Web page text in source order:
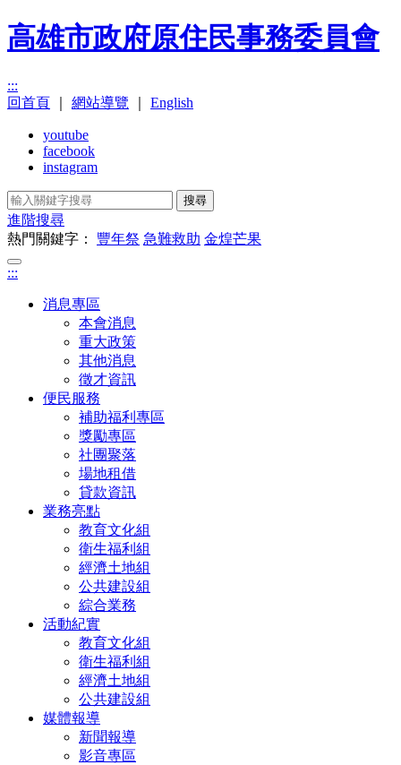
高雄市政府原住民事務委員會
:::
回首頁
網站導覽 English
youtube
facebook
instagram
搜尋
進階搜尋
熱門關鍵字： 豐年祭 急難救助 金煌芒果
:::
消息專區
本會消息
重大政策
其他消息
徵才資訊
便民服務
補助福利專區
獎勵專區
社團聚落
場地租借
貸款資訊
業務亮點
教育文化組
衛生福利組
經濟土地組
公共建設組
綜合業務
活動紀實
教育文化組
衛生福利組
經濟土地組
公共建設組
媒體報導
新聞報導
影音專區